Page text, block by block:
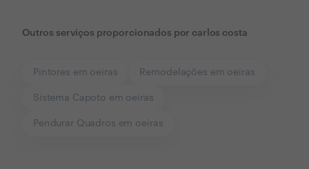
Outros serviços proporcionados por carlos costa
Pintores em oeiras Remodelações em oeiras
Sistema Capoto em oeiras
Pendurar Quadros em oeiras